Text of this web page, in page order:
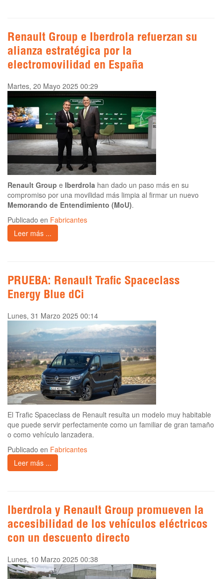
Renault Group e Iberdrola refuerzan su
alianza estratégica por la
electromovilidad en España
Martes, 20 Mayo 2025 00:29
Renault Group e Iberdrola han dado un paso más en su
compromiso por una movilidad más limpia al firmar un nuevo
Memorando de Entendimiento (MoU).
Publicado en Fabricantes
Leer más ...
PRUEBA: Renault Trafic Spaceclass
Energy Blue dCi
Lunes, 31 Marzo 2025 00:14
El Trafic Spaceclass de Renault resulta un modelo muy habitable
que puede servir perfectamente como un familiar de gran tamaño
o como vehículo lanzadera.
Publicado en Fabricantes
Leer más ...
Iberdrola y Renault Group promueven la
accesibilidad de los vehículos eléctricos
con un descuento directo
Lunes, 10 Marzo 2025 00:38